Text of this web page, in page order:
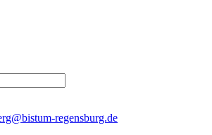
regensburg.de